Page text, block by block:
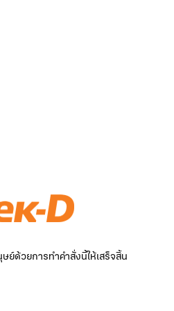
ย์ด้วยการทำคำสั่งนี้ให้เสร็จสิ้น